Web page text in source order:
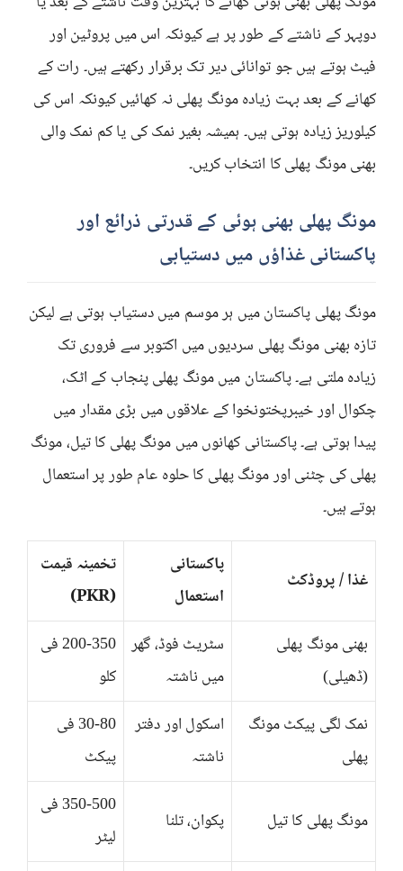
دوپہر کے ناشتے کے طور پر ہے کیونکہ اس میں پروٹین اور
فیٹ ہوتے ہیں جو توانائی دیر تک برقرار رکھتے ہیں۔ رات کے
کھانے کے بعد بہت زیادہ مونگ پھلی نہ کھائیں کیونکہ اس کی
کیلوریز زیادہ ہوتی ہیں۔ ہمیشہ بغیر نمک کی یا کم نمک والی
بھنی مونگ پھلی کا انتخاب کریں۔
مونگ پھلی بھنی ہوئی کے قدرتی ذرائع اور
پاکستانی غذاؤں میں دستیابی
مونگ پھلی پاکستان میں ہر موسم میں دستیاب ہوتی ہے لیکن
تازہ بھنی مونگ پھلی سردیوں میں اکتوبر سے فروری تک
زیادہ ملتی ہے۔ پاکستان میں مونگ پھلی پنجاب کے اٹک،
چکوال اور خیبرپختونخوا کے علاقوں میں بڑی مقدار میں
پیدا ہوتی ہے۔ پاکستانی کھانوں میں مونگ پھلی کا تیل، مونگ
پھلی کی چٹنی اور مونگ پھلی کا حلوہ عام طور پر استعمال
ہوتے ہیں۔
غذا / پروڈکٹ
پاکستانی
استعمال
تخمینہ قیمت
(PKR)
بھنی مونگ پھلی
(ڈھیلی)
سٹریٹ فوڈ، گھر
میں ناشتہ
200-350 فی
کلو
نمک لگی پیکٹ مونگ
پھلی
اسکول اور دفتر
ناشتہ
30-80 فی
پیکٹ
مونگ پھلی کا تیل پکوان، تلنا
350-500 فی
لیٹر